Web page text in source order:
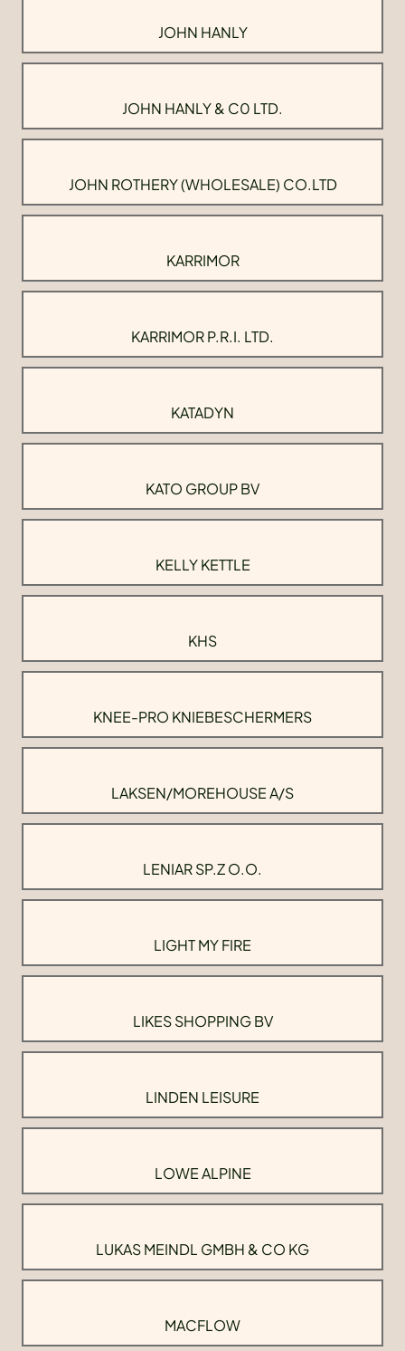
JOHN HANLY
JOHN HANLY & C0 LTD.
JOHN ROTHERY (WHOLESALE) CO.LTD
KARRIMOR
KARRIMOR P.R.I. LTD.
KATADYN
KATO GROUP BV
KELLY KETTLE
KHS
KNEE-PRO KNIEBESCHERMERS
LAKSEN/MOREHOUSE A/S
LENIAR SP.Z O.O.
LIGHT MY FIRE
LIKES SHOPPING BV
LINDEN LEISURE
LOWE ALPINE
LUKAS MEINDL GMBH & CO KG
MACFLOW